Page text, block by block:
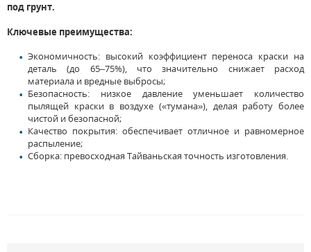
под грунт.
Ключевые преимущества:
Экономичность: высокий коэффициент переноса краски на
деталь (до 65–75%), что значительно снижает расход
материала и вредные выбросы;
Безопасность: низкое давление уменьшает количество
пылящей краски в воздухе («тумана»), делая работу более
чистой и безопасной;
Качество покрытия: обеспечивает отличное и равномерное
распыление;
Сборка: превосходная Тайваньская точность изготовления.